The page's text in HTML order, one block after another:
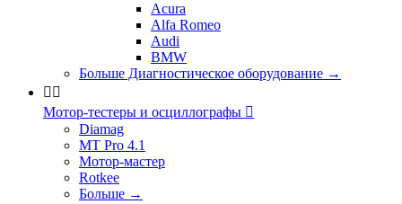
Acura
Alfa Romeo
Audi
BMW
Больше Диагностическое оборудование →
 
Мотор-тестеры и осциллографы 
Diamag
MT Pro 4.1
Мотор-мастер
Rotkee
Больше →